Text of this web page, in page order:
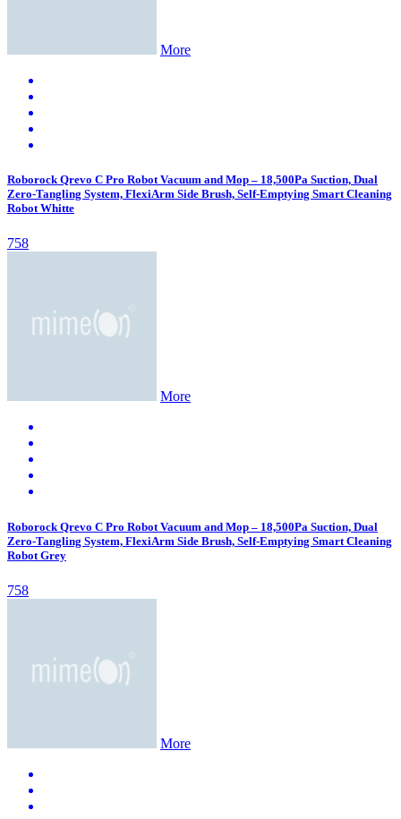
More
Roborock Qrevo C Pro Robot Vacuum and Mop – 18,500Pa Suction, Dual
Zero-Tangling System, FlexiArm Side Brush, Self-Emptying Smart Cleaning
Robot Whitte
758
More
Roborock Qrevo C Pro Robot Vacuum and Mop – 18,500Pa Suction, Dual
Zero-Tangling System, FlexiArm Side Brush, Self-Emptying Smart Cleaning
Robot Grey
758
More